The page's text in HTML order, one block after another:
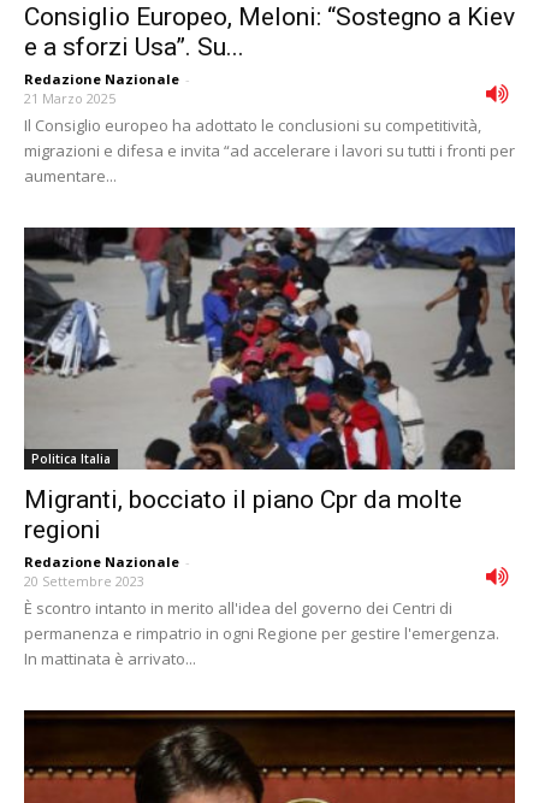
Consiglio Europeo, Meloni: “Sostegno a Kiev
e a sforzi Usa”. Su...
Redazione Nazionale -
21 Marzo 2025
Il Consiglio europeo ha adottato le conclusioni su competitività,
migrazioni e difesa e invita “ad accelerare i lavori su tutti i fronti per
aumentare...
Politica Italia
Migranti, bocciato il piano Cpr da molte
regioni
Redazione Nazionale -
20 Settembre 2023
È scontro intanto in merito all'idea del governo dei Centri di
permanenza e rimpatrio in ogni Regione per gestire l'emergenza.
In mattinata è arrivato...